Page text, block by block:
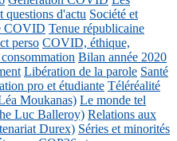
questions d'actu Société et
COVID Tenue républicaine
perso COVID, éthique,
Bilan année 2020
Libération de la parole Santé
pro et étudiante Téléréalité
Moukanas) Le monde tel
Luc Balleroy) Relations aux
Durex) Séries et minorités